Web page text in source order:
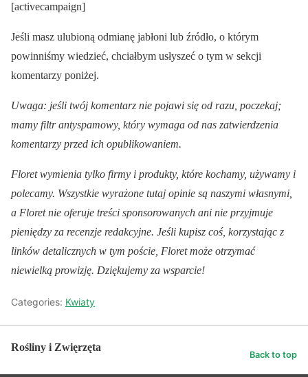
[activecampaign]
Jeśli masz ulubioną odmianę jabłoni lub źródło, o którym
powinniśmy wiedzieć, chciałbym usłyszeć o tym w sekcji
komentarzy poniżej.
Uwaga: jeśli twój komentarz nie pojawi się od razu, poczekaj;
mamy filtr antyspamowy, który wymaga od nas zatwierdzenia
komentarzy przed ich opublikowaniem.
Floret wymienia tylko firmy i produkty, które kochamy, używamy i
polecamy. Wszystkie wyrażone tutaj opinie są naszymi własnymi,
a Floret nie oferuje treści sponsorowanych ani nie przyjmuje
pieniędzy za recenzje redakcyjne. Jeśli kupisz coś, korzystając z
linków detalicznych w tym poście, Floret może otrzymać
niewielką prowizję. Dziękujemy za wsparcie!
Categories: Kwiaty
Rośliny i Zwięrzęta
Back to top